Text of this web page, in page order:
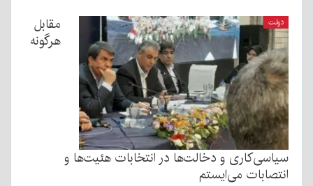
دولت
مقابل
هرگونه
سیاسی‌کاری و دخالت‌ها در انتخابات هئیت‌ها و
انتصابات می‌ایستم